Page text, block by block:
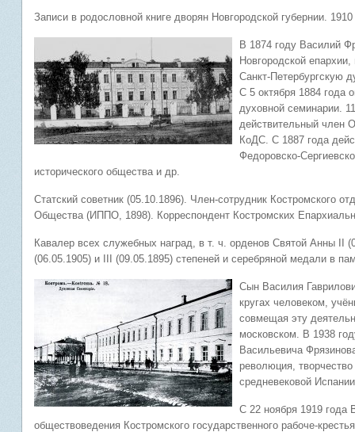
Записи в родословной книге дворян Новгородской губернии. 1910
В 1874 году Василий
Новгородской
Санкт-Петербургскую
С 5 октября 1884 года
духовной семинарии.
действительный член
КоДС. С 1887 года
Федоровско-
исторического общества и др.
Статский советник (05.10.1896). Член-сотрудник Костромского
Общества (ИППО, 1898). Корреспондент Костромских
Кавалер всех служебных наград, в т. ч. орденов Святой Анны II
(06.05.1905) и III (09.05.1895) степеней и серебряной медали в
Сын Василия
кругах человеком,
совмещая эту
московском. В 1938
Васильевича
революция,
средневековой
С 22 ноября 1919 года
обществоведения Костромского государственного рабоче-